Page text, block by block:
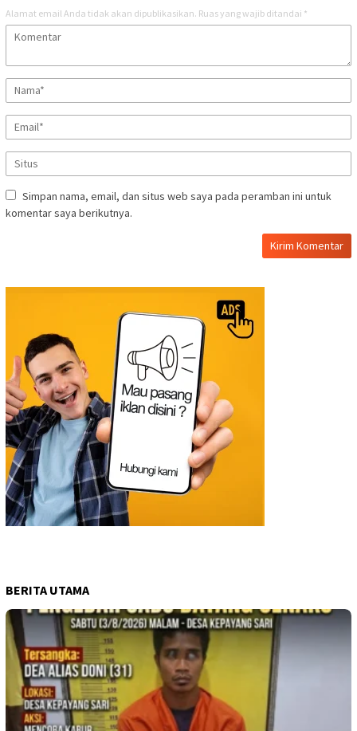
Alamat email Anda tidak akan dipublikasikan. Ruas yang wajib ditandai *
Simpan nama, email, dan situs web saya pada peramban ini untuk
komentar saya berikutnya.
BERITA UTAMA